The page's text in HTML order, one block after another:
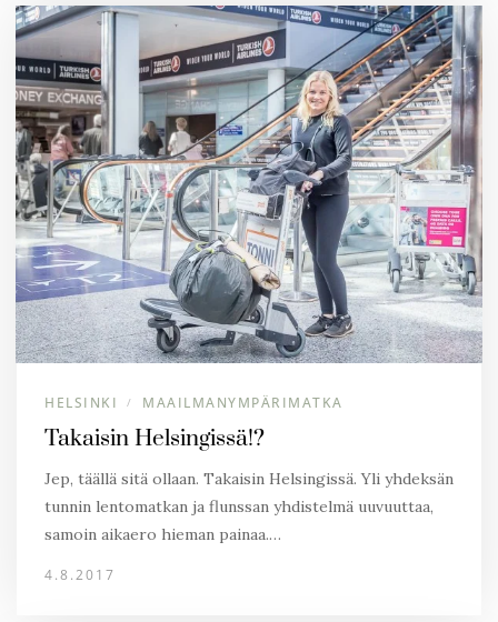
HELSINKI / MAAILMANYMPÄRIMATKA
Takaisin Helsingissä!?
Jep, täällä sitä ollaan. Takaisin Helsingissä. Yli yhdeksän
tunnin lentomatkan ja flunssan yhdistelmä uuvuuttaa,
samoin aikaero hieman painaa.…
4.8.2017